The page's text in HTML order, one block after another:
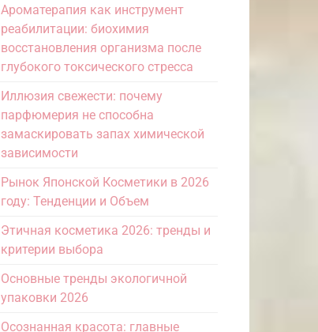
Ароматерапия как инструмент
реабилитации: биохимия
восстановления организма после
глубокого токсического стресса
Иллюзия свежести: почему
парфюмерия не способна
замаскировать запах химической
зависимости
Рынок Японской Косметики в 2026
году: Тенденции и Объем
Этичная косметика 2026: тренды и
критерии выбора
Основные тренды экологичной
упаковки 2026
Осознанная красота: главные